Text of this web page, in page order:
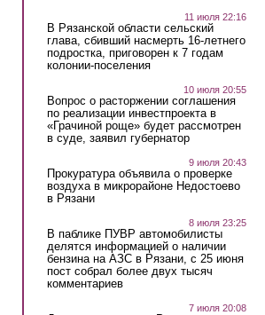
11 июля 22:16
В Рязанской области сельский
глава, сбивший насмерть 16-летнего
подростка, приговорен к 7 годам
колонии-поселения
10 июля 20:55
Вопрос о расторжении соглашения
по реализации инвестпроекта в
«Грачиной роще» будет рассмотрен
в суде, заявил губернатор
9 июля 20:43
Прокуратура объявила о проверке
воздуха в микрорайоне Недостоево
в Рязани
8 июля 23:25
В паблике ПУВР автомобилисты
делятся информацией о наличии
бензина на АЗС в Рязани, с 25 июня
пост собрал более двух тысяч
комментариев
7 июля 20:08